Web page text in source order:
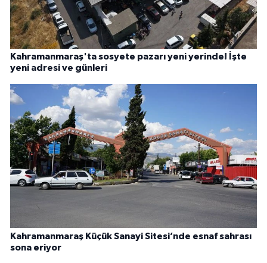
Kahramanmaraş'ta sosyete pazarı yeni yerinde! İşte
yeni adresi ve günleri
Kahramanmaraş Küçük Sanayi Sitesi’nde esnaf sahrası
sona eriyor